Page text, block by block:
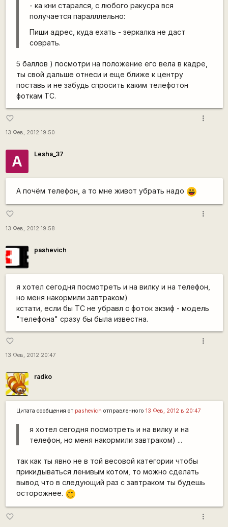
- ка кни старался, с любого ракусра вся
получается паралллельно:
Пиши адрес, куда ехать - зеркалка не даст
соврать.
5 баллов ) посмотри на положение его вела в кадре,
ты свой дальше отнеси и еще ближе к центру
поставь и не забудь спросить каким телефотон
фоткам ТС.
favorite_border
13 Фев, 2012 19:50
more_vert
А Lesha_37
А почём телефон, а то мне живот убрать надо |-))
favorite_border
13 Фев, 2012 19:58
more_vert
pashevich
я хотел сегодня посмотреть и на вилку и на телефон,
но меня накормили завтраком)
кстати, если бы ТС не убравл с фоток экзиф - модель
"телефона" сразу бы была известна.
favorite_border
13 Фев, 2012 20:47
more_vert
radko
Цитата сообщения от pashevich отправленного 13 Фев, 2012 в 20:47
я хотел сегодня посмотреть и на вилку и на
телефон, но меня накормили завтраком) ...
так как ты явно не в той весовой категории чтобы
прикидываться ленивым котом, то можно сделать
вывод что в следующий раз с завтраком ты будешь
осторожнее. ,-)
favorite_border more_vert